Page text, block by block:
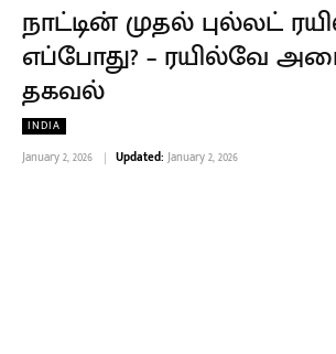
நாட்டின் முதல் புல்லட்
எப்போது? – ரயில்வே
தகவல்
INDIA
January 2, 2026 Updated: January 2, 2026